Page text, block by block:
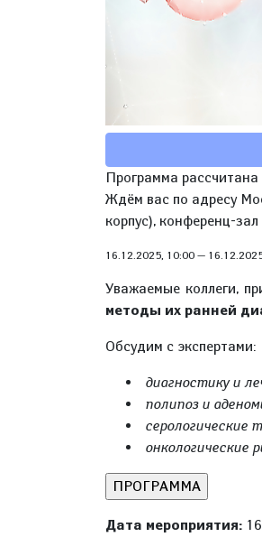
Программа рассчитана
Ждём вас по адресу
корпус), конференц-зал
16.12.2025, 10:00 —
Уважаемые коллеги,
методы их ранней
Обсудим с экспертами:
диагностику и
полипоз и
серологические
онкологические
Дата мероприятия: